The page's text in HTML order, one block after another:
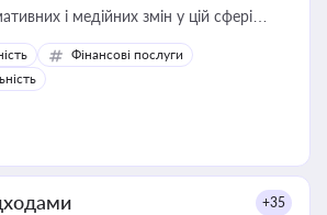
і медійних змін у цій сфері
бізнесу, керівника, юриста або
оподаткування, приватизації, оренди
корпоративних угод і перевірки
діяльності
Фінансові послуги
+35